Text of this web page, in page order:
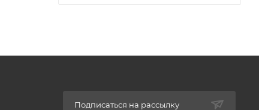
Подписаться на рассылку